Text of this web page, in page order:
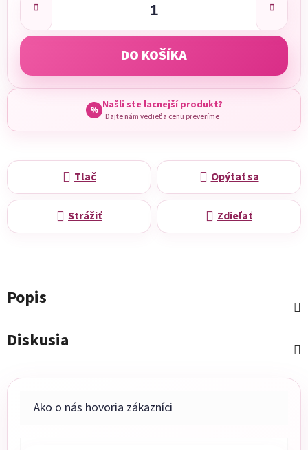
DO KOŠÍKA
% Našli ste lacnejší produkt?
Dajte nám vedieť a cenu preveríme
Tlač Opýtať sa
Strážiť Zdieľať
Popis
Diskusia